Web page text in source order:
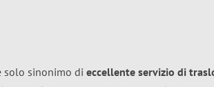
solo sinonimo di eccellente servizio di